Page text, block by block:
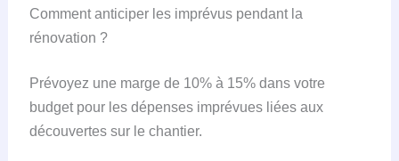
Comment anticiper les imprévus pendant la
rénovation ?
Prévoyez une marge de 10% à 15% dans votre
budget pour les dépenses imprévues liées aux
découvertes sur le chantier.